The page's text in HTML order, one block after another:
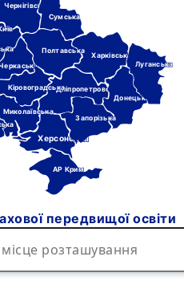
Чернігівська
Дніпропетровська
Донецька
Харківська
Херсонська
Кіровоградська
АР Крим
Луганська
Миколаївська
Полтавська
Сумська
Запорізька
передвищої освіти